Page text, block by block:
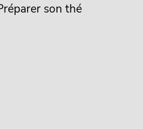
son thé